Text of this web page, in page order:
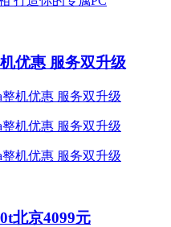
优惠 服务双升级
北京4099元